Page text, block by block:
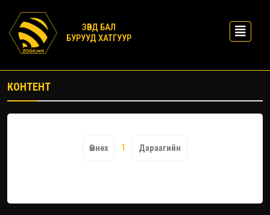
ЗӨВД БАЛ
БУРУУД ХАТГУУР
КОНТЕНТ
Өмнөх 1 Дараагийн